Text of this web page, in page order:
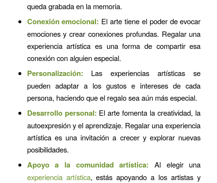
queda grabada en la memoria.
Conexión emocional: El arte tiene el poder de evocar
emociones y crear conexiones profundas. Regalar una
experiencia artística es una forma de compartir esa
conexión con alguien especial.
Personalización: Las experiencias artísticas se
pueden adaptar a los gustos e intereses de cada
persona, haciendo que el regalo sea aún más especial.
Desarrollo personal: El arte fomenta la creatividad, la
autoexpresión y el aprendizaje. Regalar una experiencia
artística es una invitación a crecer y explorar nuevas
posibilidades.
Apoyo a la comunidad artística: Al elegir una
experiencia artística, estás apoyando a los artistas y